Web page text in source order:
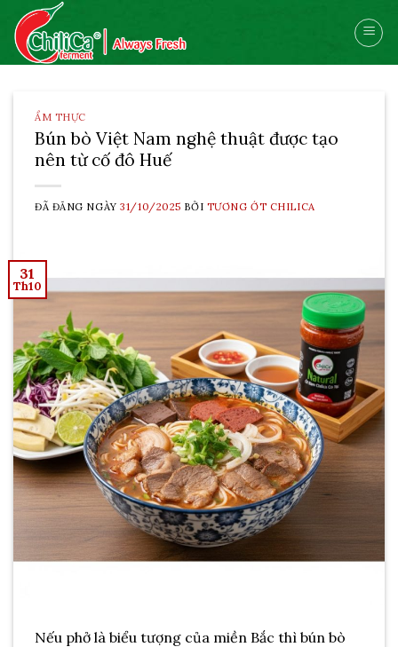
Skip
content
ẨM THỰC
Bún bò Việt Nam nghệ thuật được tạo
nên từ cố đô Huế
ĐÃ ĐĂNG NGÀY31/10/2025 BỞI TƯƠNG ỚT CHILICA
31
Th10
Nếu phở là biểu tượng của miền Bắc thì bún bò